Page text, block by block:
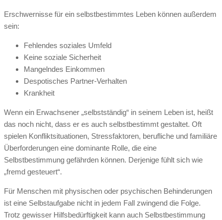
Erschwernisse für ein selbstbestimmtes Leben können außerdem
sein:
Fehlendes soziales Umfeld
Keine soziale Sicherheit
Mangelndes Einkommen
Despotisches Partner-Verhalten
Krankheit
Wenn ein Erwachsener „selbstständig“ in seinem Leben ist, heißt
das noch nicht, dass er es auch selbstbestimmt gestaltet. Oft
spielen Konfliktsituationen, Stressfaktoren, berufliche und familiäre
Überforderungen eine dominante Rolle, die eine
Selbstbestimmung gefährden können. Derjenige fühlt sich wie
„fremd gesteuert“.
Für Menschen mit physischen oder psychischen Behinderungen
ist eine Selbstaufgabe nicht in jedem Fall zwingend die Folge.
Trotz gewisser Hilfsbedürftigkeit kann auch Selbstbestimmung